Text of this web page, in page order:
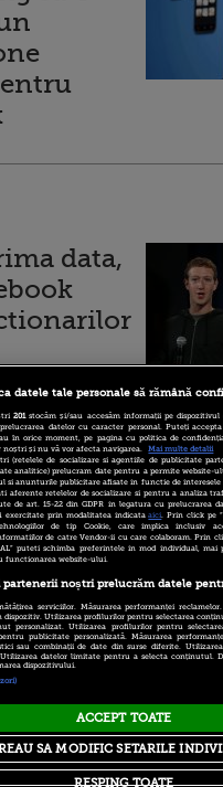
data,
pe
sa
mai
de
din
datele tale personale să rămână
201stocăm și/sau accesăm informații pe
datelor cu caracter personal. Puteți accepta
în orice moment, pe pagina cu politica de
noștri și nu vă vor afecta navigarea.
Mai multe detalii
(retelele de socializare si agentiile de publicitate
analitice) prelucram date pentru a permite website-
si anunturile publicitare afisate in functie de interesele
aferente retelelor de socializare si pentru a analiza
de art. 15-22 din GDPR in legatura cu prelucrarea
exercitate prin modalitatea indicataaici. Prin click pe
de tip Cookie, care implica inclusiv
de catre Vendor-ii cu care colaboram. Prin
puteti schimba preferintele in mod individual, mai
functionarea website-ului.
noștri prelucrăm datele
serviciilor. Măsurarea performanței
dispozitiv. Utilizarea profilurilor pentru selectarea
personalizat. Utilizarea profilurilor pentru
publicitate personalizată. Măsurarea
sau combinații de date din surse diferite.
datelor limitate pentru a selecta conținutul.
dispozitivului.
ACCEPT TOATE
RESPING TOATE
SA MODIFIC SETARILE